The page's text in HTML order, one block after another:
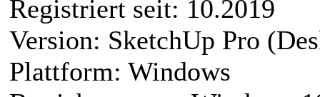
Registriert seit: 10.2019
Version: SketchUp Pro
Plattform: Windows